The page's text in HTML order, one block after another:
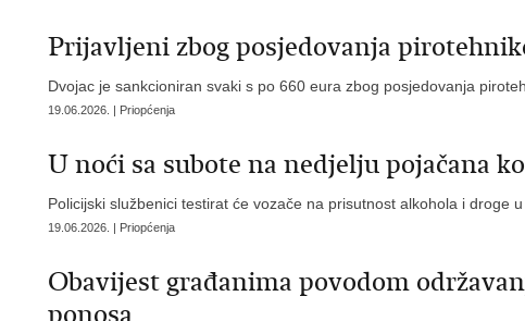
Prijavljeni zbog posjedovanja
Dvojac je sankcioniran svaki s po 660 eura zbog posjedovanja
19.06.2026. | Priopćenja
U noći sa subote na nedjelju pojačana
Policijski službenici testirat će vozače na prisutnost alkohola i droge
19.06.2026. | Priopćenja
Obavijest građanima povodom
ponosa